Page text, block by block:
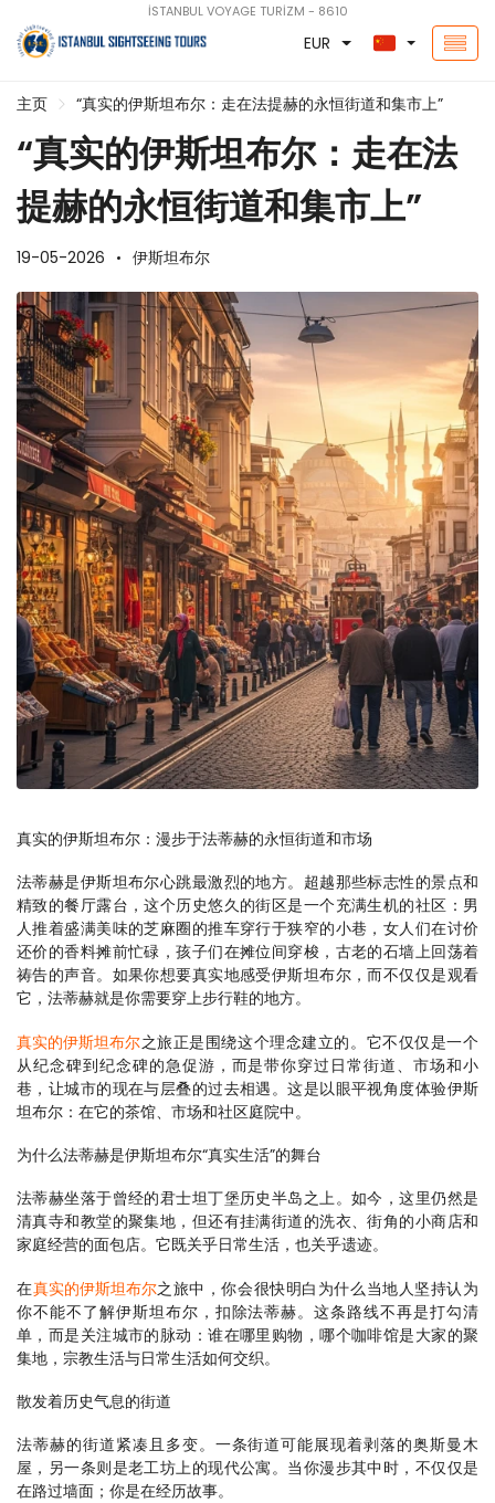
İSTANBUL VOYAGE TURİZM - 8610
EUR
主页 “真实的伊斯坦布尔：走在法提赫的永恒街道和集市上”
“真实的伊斯坦布尔：走在法
提赫的永恒街道和集市上”
19-05-2026 伊斯坦布尔
真实的伊斯坦布尔：漫步于法蒂赫的永恒街道和市场
法蒂赫是伊斯坦布尔心跳最激烈的地方。超越那些标志性的景点和
精致的餐厅露台，这个历史悠久的街区是一个充满生机的社区：男
人推着盛满美味的芝麻圈的推车穿行于狭窄的小巷，女人们在讨价
还价的香料摊前忙碌，孩子们在摊位间穿梭，古老的石墙上回荡着
祷告的声音。如果你想要真实地感受伊斯坦布尔，而不仅仅是观看
它，法蒂赫就是你需要穿上步行鞋的地方。
真实的伊斯坦布尔之旅正是围绕这个理念建立的。它不仅仅是一个
从纪念碑到纪念碑的急促游，而是带你穿过日常街道、市场和小
巷，让城市的现在与层叠的过去相遇。这是以眼平视角度体验伊斯
坦布尔：在它的茶馆、市场和社区庭院中。
为什么法蒂赫是伊斯坦布尔“真实生活”的舞台
法蒂赫坐落于曾经的君士坦丁堡历史半岛之上。如今，这里仍然是
清真寺和教堂的聚集地，但还有挂满街道的洗衣、街角的小商店和
家庭经营的面包店。它既关乎日常生活，也关乎遗迹。
在真实的伊斯坦布尔之旅中，你会很快明白为什么当地人坚持认为
你不能不了解伊斯坦布尔，扣除法蒂赫。这条路线不再是打勾清
单，而是关注城市的脉动：谁在哪里购物，哪个咖啡馆是大家的聚
集地，宗教生活与日常生活如何交织。
散发着历史气息的街道
法蒂赫的街道紧凑且多变。一条街道可能展现着剥落的奥斯曼木
屋，另一条则是老工坊上的现代公寓。当你漫步其中时，不仅仅是
在路过墙面；你是在经历故事。